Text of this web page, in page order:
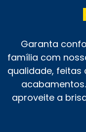
Garanta
família com
qualidade, feitas
aproveite a